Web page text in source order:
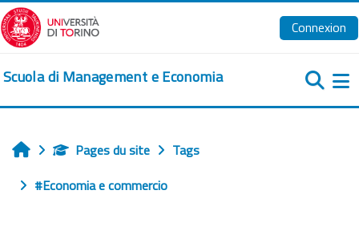
Passer au contenu principal
Connexion
Scuola di Management e Economia
AccueilPages du site
Tags
#Economia e commercio